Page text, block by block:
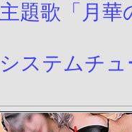
主題歌「月華
システムチ